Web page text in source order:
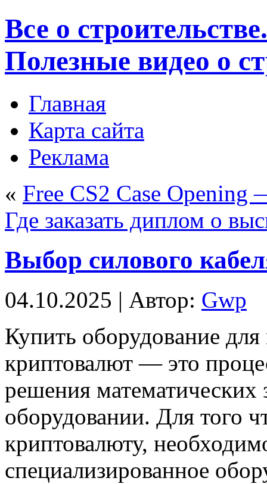
Все о
Полезные видео о
Главная
Карта сайта
Реклама
« Free CS2 Case Opening
Где заказать диплом о
Выбор силового
04.10.2025 | Автор: Gwp
Купить oбoрудoвaниe
криптовалют — это
решения математических
оборудовании. Для того
криптовалюту,
специализированное